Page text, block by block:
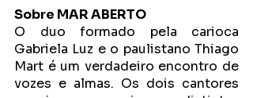
Sobre MAR ABERTO
O duo formado pela carioca
Gabriela Luz e o paulistano Thiago
Mart é um verdadeiro encontro de
vozes e almas. Os dois cantores